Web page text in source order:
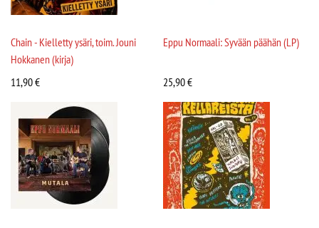
Chain - Kielletty ysäri, toim. Jouni
Hokkanen (kirja)
11,90€
Eppu Normaali: Syvään päähän (LP)
25,90€